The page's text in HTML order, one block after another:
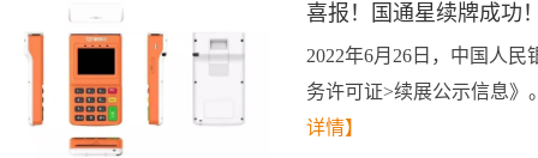
喜报！国通星续牌成功
2022年6月26日，中国人
务许可证>续展公示信息
详情】